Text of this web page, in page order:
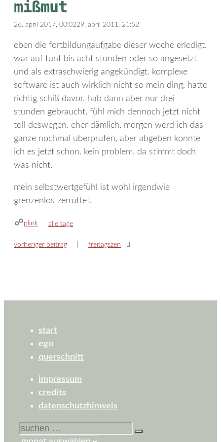
mißmut
26. april 2017, 00:0229. april 2011, 21:52
eben die fortbildungaufgabe dieser woche erledigt.
war auf fünf bis acht stunden oder so angesetzt
und als extraschwierig angekündigt. komplexe
software ist auch wirklich nicht so mein ding, hatte
richtig schiß davor. hab dann aber nur drei
stunden gebraucht, fühl mich dennoch jetzt nicht
toll deswegen. eher dämlich. morgen werd ich das
ganze nochmal überprüfen, aber abgeben könnte
ich es jetzt schon. kein problem. da stimmt doch
was nicht.
mein selbstwertgefühl ist wohl irgendwie
grenzenlos zerrüttet.
plink kategorien
alle tage
vorheriger beitrag freitagszen
start
ego
querschnitt
impressum
credits
datenschutzhinweis
suchen